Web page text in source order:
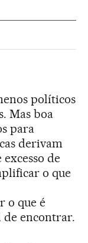
políticos
Mas boa
para
derivam
de
o que
o que é
de encontrar.